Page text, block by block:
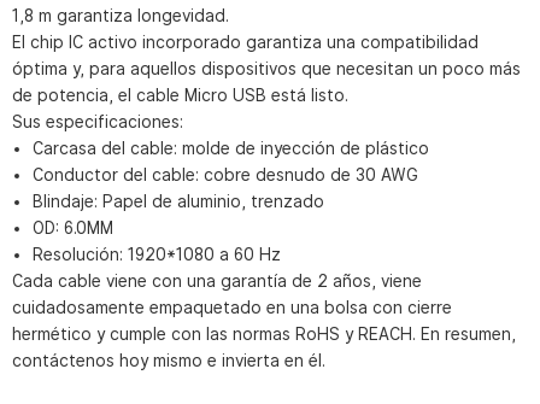
1,8 m garantiza longevidad.
El chip IC activo incorporado garantiza una compatibilidad
óptima y, para aquellos dispositivos que necesitan un poco más
de potencia, el cable Micro USB está listo.
Sus especificaciones:
Carcasa del cable: molde de inyección de plástico
Conductor del cable: cobre desnudo de 30 AWG
Blindaje: Papel de aluminio, trenzado
OD: 6.0MM
Resolución: 1920*1080 a 60 Hz
Cada cable viene con una garantía de 2 años, viene
cuidadosamente empaquetado en una bolsa con cierre
hermético y cumple con las normas RoHS y REACH. En resumen,
contáctenos hoy mismo e invierta en él.